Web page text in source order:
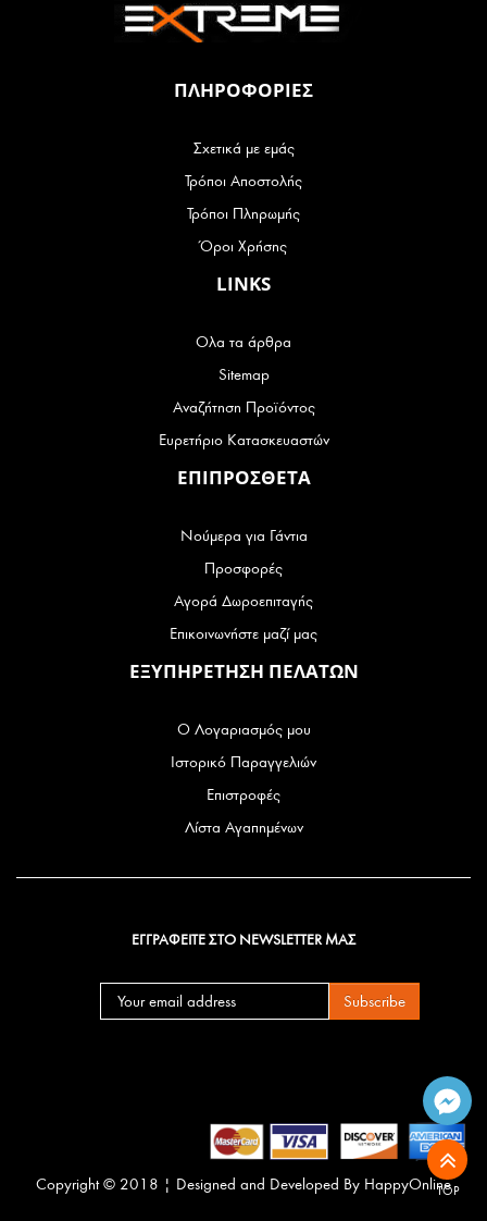
ΠΛΗΡΟΦΟΡΙΕΣ
Σχετικά με εμάς
Τρόποι Αποστολής
Τρόποι Πληρωμής
Όροι Χρήσης
LINKS
Ολα τα άρθρα
Sitemap
Αναζήτηση Προϊόντος
Ευρετήριο Κατασκευαστών
ΕΠΙΠΡΟΣΘΕΤΑ
Νούμερα για Γάντια
Προσφορές
Αγορά Δωροεπιταγής
Επικοινωνήστε μαζί μας
ΕΞΥΠΗΡΕΤΗΣΗ ΠΕΛΑΤΩΝ
Ο Λογαριασμός μου
Ιστορικό Παραγγελιών
Επιστροφές
Λίστα Αγαπημένων
TOP
ΕΓΓΡΑΦΕΙΤΕ ΣΤΟ NEWSLETTER ΜΑΣ
Subscribe
Copyright © 2018 | Designed and Developed By HappyOnline